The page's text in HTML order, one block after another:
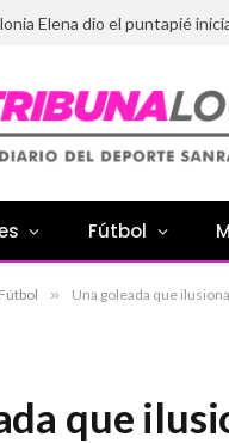
Elena dio el puntapié
Fútbol
Fútbol » Una goleada que ilusiona
que